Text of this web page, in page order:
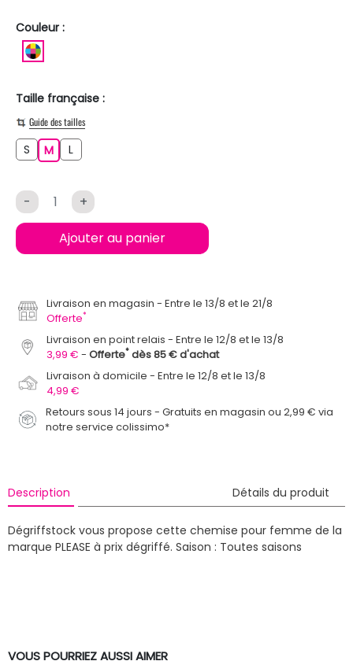
Couleur :
Taille française :
Guide des tailles
S MM L
- +
Ajouter au panier
Livraison en magasin
Entre le 13/8 et le 21/8
Offerte*
Livraison en point relais
Entre le 12/8 et le 13/8
3,99 €
Offerte* dès 85 € d'achat
Livraison à domicile
Entre le 12/8 et le 13/8
4,99 €
Retours sous 14 jours - Gratuits en magasin ou 2,99 € via
notre service colissimo*
Description Détails du produit
Dégriffstock vous propose cette chemise pour femme de la
marque PLEASE à prix dégriffé. Saison : Toutes saisons
VOUS POURRIEZ AUSSI AIMER